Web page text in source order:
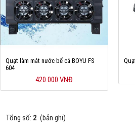
Quạt làm mát nước bể cá BOYU FS
604
420.000 VNĐ
Tổng số: 2 (bản ghi)
Cá rồng
Bể nước
Thi công